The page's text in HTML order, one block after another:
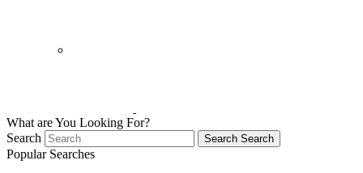
What are You Looking For?
Search
Search Search
Popular Searches